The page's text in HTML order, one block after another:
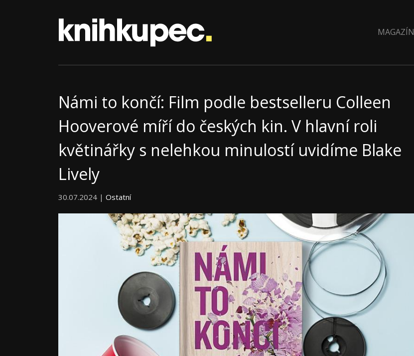
MAGAZÍN
Námi to končí: Film podle bestselleru Colleen
Hooverové míří do českých kin. V hlavní roli
květinářky s nelehkou minulostí uvidíme Blake
Lively
30.07.2024 | Ostatní